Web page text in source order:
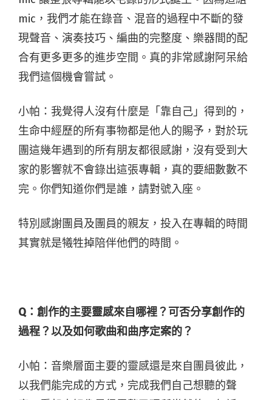
mic，我們才能在錄音、混音的過程中不斷的發
現聲音、演奏技巧、編曲的完整度、樂器間的配
合有更多更多的進步空間。真的非常感謝阿呆給
我們這個機會嘗試。
小帕：我覺得人沒有什麼是「靠自己」得到的，
生命中經歷的所有事物都是他人的賜予，對於玩
團這幾年遇到的所有朋友都很感謝，沒有受到大
家的影響就不會錄出這張專輯，真的要細數數不
完。你們知道你們是誰，請對號入座。
特別感謝團員及團員的親友，投入在專輯的時間
其實就是犧牲掉陪伴他們的時間。
Q： 創作的主要靈感來自哪裡？可否分享創作的
過程？以及如何歌曲和曲序定案的？
小帕：音樂層面主要的靈感還是來自團員彼此，
以我們能完成的方式，完成我們自己想聽的聲